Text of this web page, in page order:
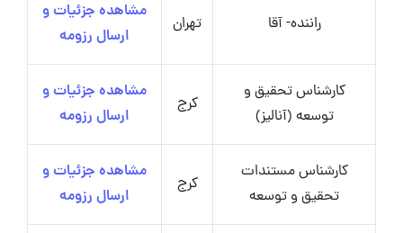
راننده- آقا تهران
مشاهده جزئیات و
ارسال رزومه
کارشناس تحقیق و
توسعه (آنالیز)
کرج
مشاهده جزئیات و
ارسال رزومه
کارشناس مستندات
تحقیق و توسعه
کرج
مشاهده جزئیات و
ارسال رزومه